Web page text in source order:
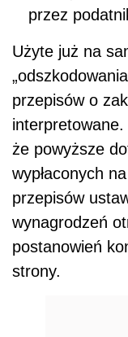
przez
Użyte już na
przepisów o
że powyższe
wypłaconych
przepisów
wynagrodzeń
postanowień
strony.